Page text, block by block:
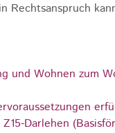
Rechtsanspruch
und Wohnen zum
Darlehen